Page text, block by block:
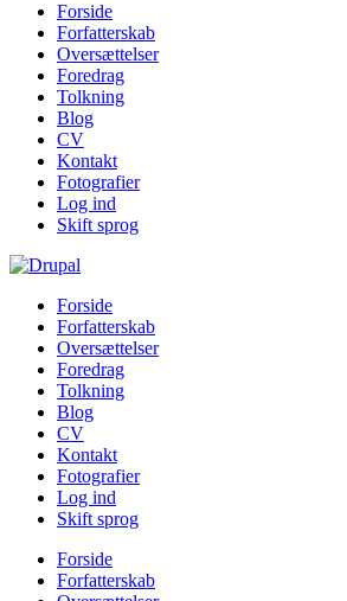
Forside
Forfatterskab
Oversættelser
Foredrag
Tolkning
Blog
CV
Kontakt
Fotografier
Log ind
Skift sprog
Forside
Forfatterskab
Oversættelser
Foredrag
Tolkning
Blog
CV
Kontakt
Fotografier
Log ind
Skift sprog
Forside
Forfatterskab